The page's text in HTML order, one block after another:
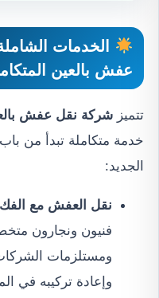
الخدمات
عفش بالعين
تتميز شركة نقل عفش
خدمة متكاملة تبدأ من
الجديد:
نقل العفش مع الفك
فنيون ونجارون
ومستلزمات الشركات
وإعادة تركيبه في